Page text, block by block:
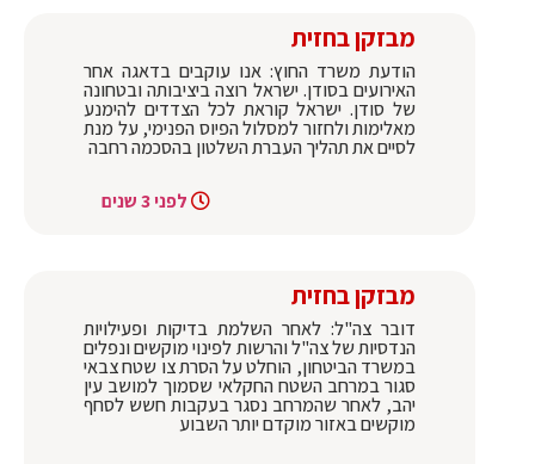
מבזקן בחזית
הודעת משרד החוץ: אנו עוקבים בדאגה אחר
האירועים בסודן. ישראל רוצה ביציבותה ובטחונה
של סודן. ישראל קוראת לכל הצדדים להימנע
מאלימות ולחזור למסלול הפיוס הפנימי, על מנת
לסיים את תהליך העברת השלטון בהסכמה רחבה
לפני 3 שנים
מבזקן בחזית
דובר צה"ל: לאחר השלמת בדיקות ופעילויות
הנדסיות של צה"ל והרשות לפינוי מוקשים ונפלים
במשרד הביטחון, הוחלט על הסרת צו שטח צבאי
סגור במרחב השטח החקלאי שסמוך למושב עין
יהב, לאחר שהמרחב נסגר בעקבות חשש לסחף
מוקשים באזור מוקדם יותר השבוע